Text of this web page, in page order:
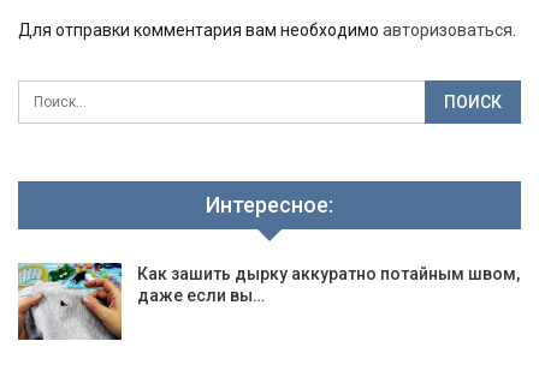
Для отправки комментария вам необходимо авторизоваться.
Интересное:
Как зашить дырку аккуратно потайным швом,
даже если вы…